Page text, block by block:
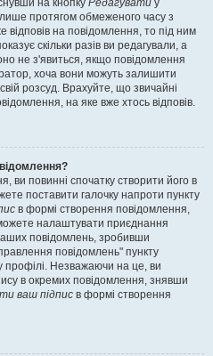
на кнопку Редагувати у
лише протягом обмеженого часу з
на повідомлення, то під ним
скільки разів ви редагували, а
не з'явиться, якщо повідомлення
хоча вони можуть залишити
розсуд. Врахуйте, що звичайні
на яке вже хтось відповів.
ви повинні спочатку створити його в
поставити галочку напроти пункту
в формі створення повідомлення,
налаштувати приєднання
повідомлень, зробивши
повідомлень" пункту
Незважаючи на це, ви
в окремих повідомлення, знявши
ваш підпис в формі створення